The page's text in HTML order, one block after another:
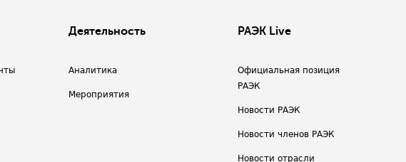
Деятельность
Аналитика
Мероприятия
РАЭК Live
Официальная позиция
РАЭК
Новости РАЭК
Новости членов РАЭК
Новости отрасли